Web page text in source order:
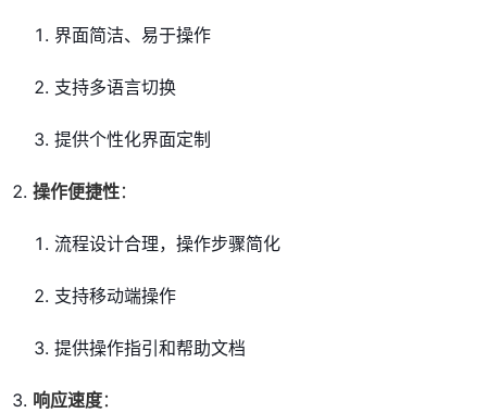
界面简洁、易于操作
支持多语言切换
提供个性化界面定制
操作便捷性：
流程设计合理，操作步骤简化
支持移动端操作
提供操作指引和帮助文档
响应速度：